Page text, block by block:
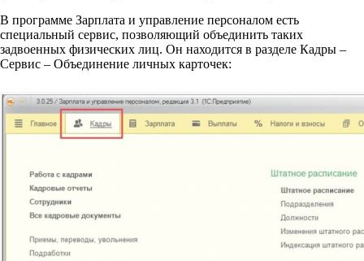
В программе Зарплата и управление персоналом есть
специальный сервис, позволяющий объединить таких
задвоенных физических лиц. Он находится в разделе Кадры –
Сервис – Объединение личных карточек: